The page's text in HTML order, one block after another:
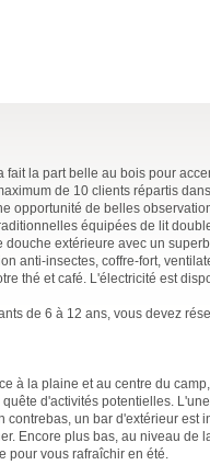
fait la part belle au bois pour
de 10 clients répartis
opportunité de belles
équipées de lit
extérieure avec un
anti-insectes, coffre-fort,
thé et café. L'électricité est
de 6 à 12 ans, vous devez
à la plaine et au centre du
d'activités potentielles.
un bar d'extérieur est
Encore plus bas, au niveau de
pour vous rafraîchir en été.